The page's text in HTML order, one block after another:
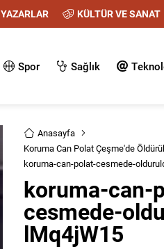
YAZARLAR KÜLTÜR VE SANAT
Spor Sağlık
Anasayfa
Koruma Can Polat Çeşme'de
koruma-can-polat-cesmede-
koruma-can-
cesmede-
lMq4jW15